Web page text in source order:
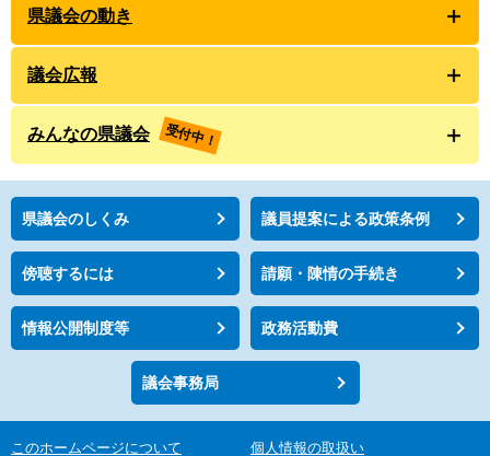
県議会の動き
議会広報
みんなの県議会 受付中！
県議会のしくみ 議員提案による政策条例
傍聴するには 請願・陳情の手続き
情報公開制度等 政務活動費
議会事務局
このホームページについて 個人情報の取扱い